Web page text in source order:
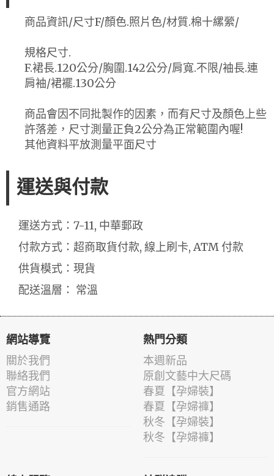
商品資訊/尺寸F/顏色.照片色/材質.棉十縲縈/
規格尺寸.
F.裙長.120公分/胸圍.142公分/肩寬.不限/袖長.連
肩袖/裙襬.130公分
商品會因不同批製作的因素，而有尺寸及顏色上些
許落差，尺寸測量正負2公分為正常範圍內喔!
其他資料平放測量平面尺寸
運送與付款
運送方式：7-11, 中華郵政
付款方式：超商取貨付款, 線上刷卡, ATM 付款
供貨模式：現貨
配送溫層： 常溫
網站導覽
關於我們
聯絡我們
官方網站
銷售通路
熱門分類
本週新品
原創文藝中大尺碼
春夏【孕婦裝】
春夏【孕婦褲】
秋冬【孕婦裝】
秋冬【孕婦褲】